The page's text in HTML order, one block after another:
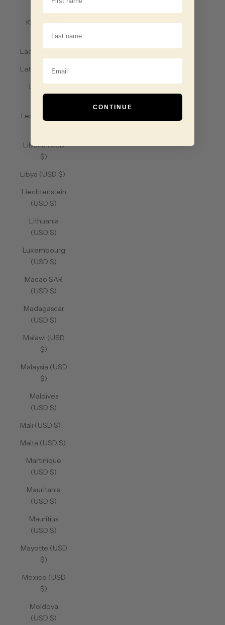
Kyrgyzstan
(USD $)
Laos (USD $)
Latvia (USD $)
Lebanon
(USD $)
Lesotho (USD
Liberia (USD
$)
Libya (USD $)
Liechtenstein
(USD $)
Lithuania
(USD $)
Luxembourg
(USD $)
Macao SAR
(USD $)
Madagascar
(USD $)
Malawi (USD
$)
Malaysia (USD
$)
Maldives
(USD $)
Mali (USD $)
Malta (USD $)
Martinique
(USD $)
Mauritania
(USD $)
Mauritius
(USD $)
Mayotte (USD
$)
Mexico (USD
$)
Moldova
(USD $)
Last Name
Email
CONTINUE